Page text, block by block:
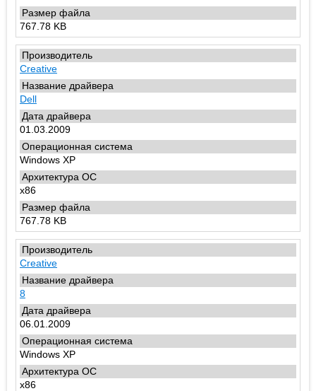
767.78 KB
Creative
Dell
01.03.2009
Windows XP
x86
767.78 KB
Creative
8
06.01.2009
Windows XP
x86